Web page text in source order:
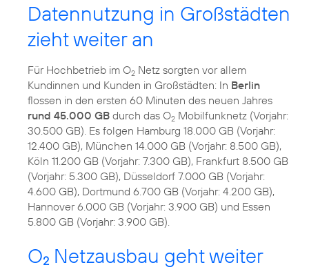
Datennutzung in Großstädten
zieht weiter an
Für Hochbetrieb im O2 Netz sorgten vor allem
Kundinnen und Kunden in Großstädten: In Berlin
flossen in den ersten 60 Minuten des neuen Jahres
rund 45.000 GB durch das O2 Mobilfunknetz (Vorjahr:
30.500 GB). Es folgen Hamburg 18.000 GB (Vorjahr:
12.400 GB), München 14.000 GB (Vorjahr: 8.500 GB),
Köln 11.200 GB (Vorjahr: 7.300 GB), Frankfurt 8.500 GB
(Vorjahr: 5.300 GB), Düsseldorf 7.000 GB (Vorjahr:
4.600 GB), Dortmund 6.700 GB (Vorjahr: 4.200 GB),
Hannover 6.000 GB (Vorjahr: 3.900 GB) und Essen
O2 Netzausbau geht weiter